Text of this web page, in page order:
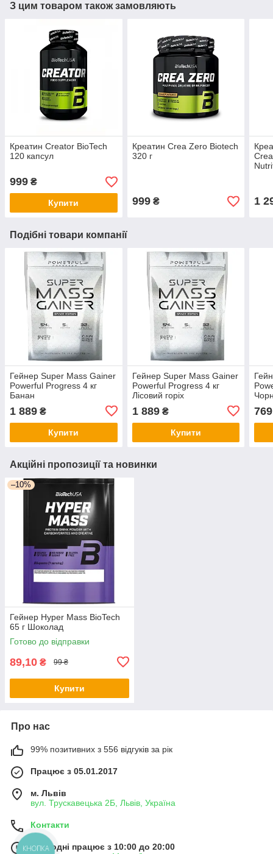
З цим товаром також замовляють
Креатин Creator BioTech
120 капсул
999 ₴
Купити
Креатин Crea Zero Biotech
320 г
999₴ 1
Подібні товари компанії
Гейнер Super Mass Gainer
Powerful Progress 4 кг
Банан
1 889 ₴
Купити
Гейнер Super Mass Gainer
Powerful Progress 4 кг
Лісовий горіх
1 889₴
Купити
769
Акційні пропозиції та новинки
–10%
Гейнер Hyper Mass BioTech
65 г Шоколад
Готово до відправки
89,10 ₴ 99 ₴
Купити
Про нас
99% позитивних з 556 відгуків за рік
Працює з 05.01.2017
м. Львів
вул. Трускавецька 2Б, Львів, Україна
Контакти
Сьогодні працює з 10:00 до 20:00
КНОПКА